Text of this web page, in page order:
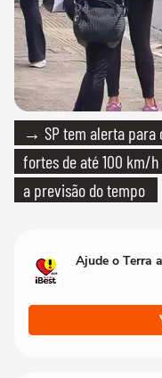
→ SP tem alerta para
fortes de até 100 km/h
a previsão do tempo
Ajude o Terra